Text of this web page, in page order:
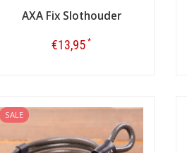
AXA Fix Slothouder
€13,95 *
SALE